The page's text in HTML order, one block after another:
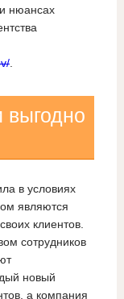
нюансах
.
выгодно
в условиях
являются
клиентов.
сотрудников
новый
а компания